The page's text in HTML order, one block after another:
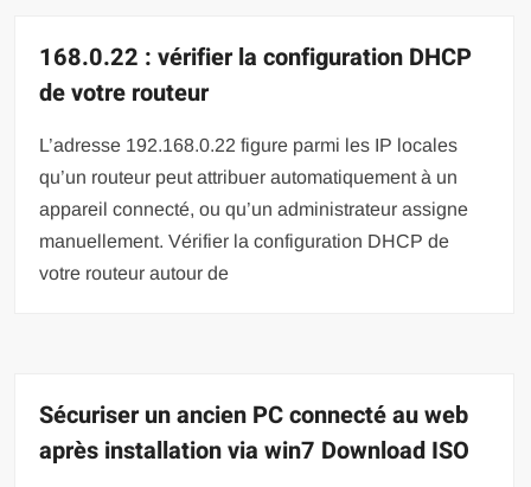
168.0.22 : vérifier la configuration DHCP
de votre routeur
L’adresse 192.168.0.22 figure parmi les IP locales
qu’un routeur peut attribuer automatiquement à un
appareil connecté, ou qu’un administrateur assigne
manuellement. Vérifier la configuration DHCP de
votre routeur autour de
Sécuriser un ancien PC connecté au web
après installation via win7 Download ISO